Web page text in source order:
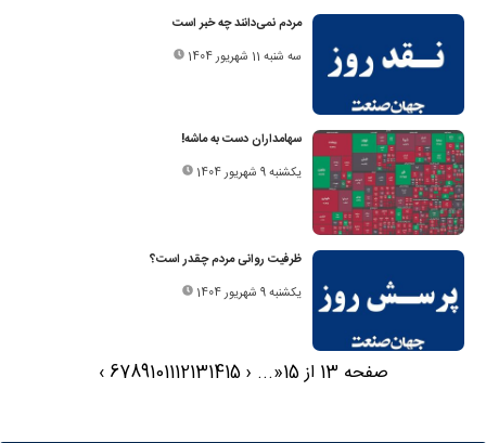
مردم نمی‌دانند چه خبر است
سه شنبه 11 شهریور 1404
سهامداران دست به ماشه!
یکشنبه 9 شهریور 1404
ظرفیت روانی مردم چقدر است؟
یکشنبه 9 شهریور 1404
صفحه 13 از 15 «
...
‹
6789101112131415
›